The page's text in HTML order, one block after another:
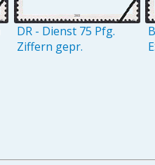
DR - Dienst 75 Pfg.
Ziffern gepr.